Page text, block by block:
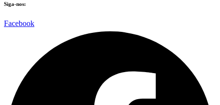
Siga-nos:
Facebook